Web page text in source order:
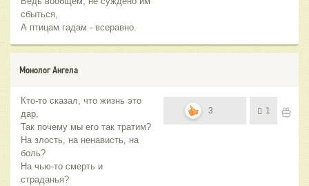
сбыться,
А птицам гадам - всеравно.
Монолог Ангела
Кто-то сказал, что жизнь это
дар,
Так почему мы его так тратим?
На злость, на ненависть, на
боль?
На чью-то смерть и
страданья?
3 1